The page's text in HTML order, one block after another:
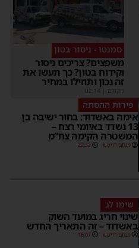
סמנטו - ניסור בטון
משפצים? צריכים ניסור
וקידוח בטון? כך תעשו את
זה נכון ותוזילו במחיר
מקודם
פירות ההסתה
אימה באשדוד: בחור ישיבה בן
13 נשדד באיומי רצח –
המשטרה הקימה צח”מ
מנחם דויטש 22:32
שימו לב
שינוי חריג במועד השוק
באשדוד – זה התאריך החדש
מנחם דויטש 16:07